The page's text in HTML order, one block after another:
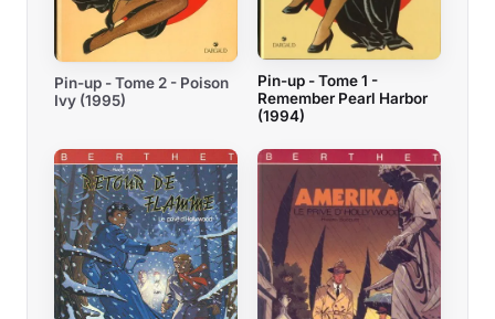
Pin-up - Tome 2 - Poison
Ivy (1995)
Pin-up - Tome 1 -
Remember Pearl Harbor
(1994)